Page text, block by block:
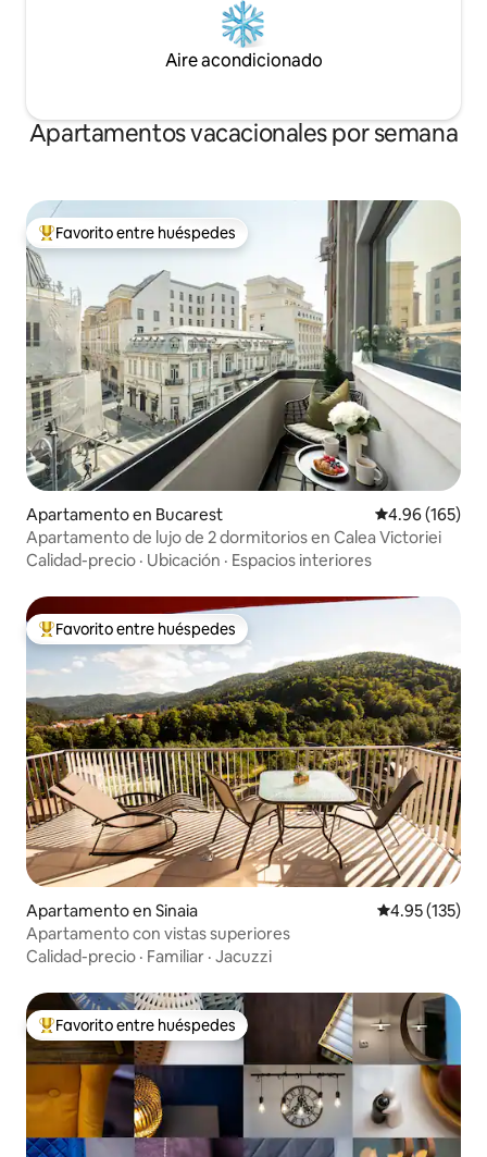
Aire acondicionado
Apartamentos vacacionales por semana
Favorito entre huéspedes preferido
Favorito entre huéspedes
Apartamento en Bucarest Calificación
4.96 (165)
Apartamento de lujo de 2 dormitorios en Calea Victoriei
Calidad-precio · Ubicación · Espacios interiores
Favorito entre huéspedes preferido
Favorito entre huéspedes
Apartamento en Sinaia Calificación
4.95 (135)
Apartamento con vistas superiores
Calidad-precio · Familiar · Jacuzzi
Favorito entre huéspedes preferido
Favorito entre huéspedes